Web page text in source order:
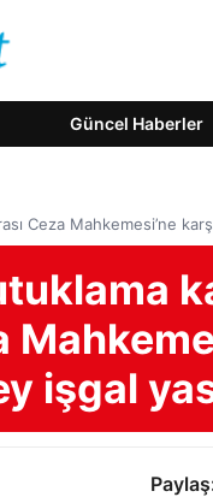
Güncel Haberler
Ceza Mahkemesi’ne
işgal